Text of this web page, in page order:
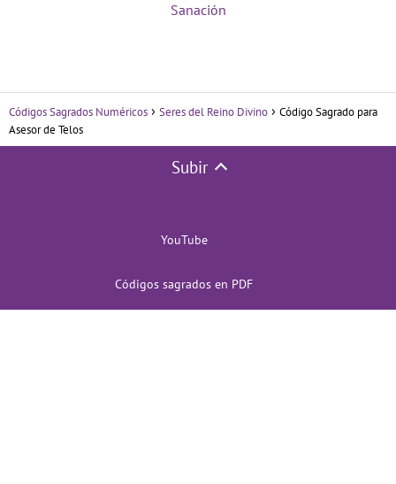
Sanación
Códigos Sagrados Numéricos Seres del Reino Divino
Código Sagrado para
Asesor de Telos
Subir
YouTube
Códigos sagrados en PDF